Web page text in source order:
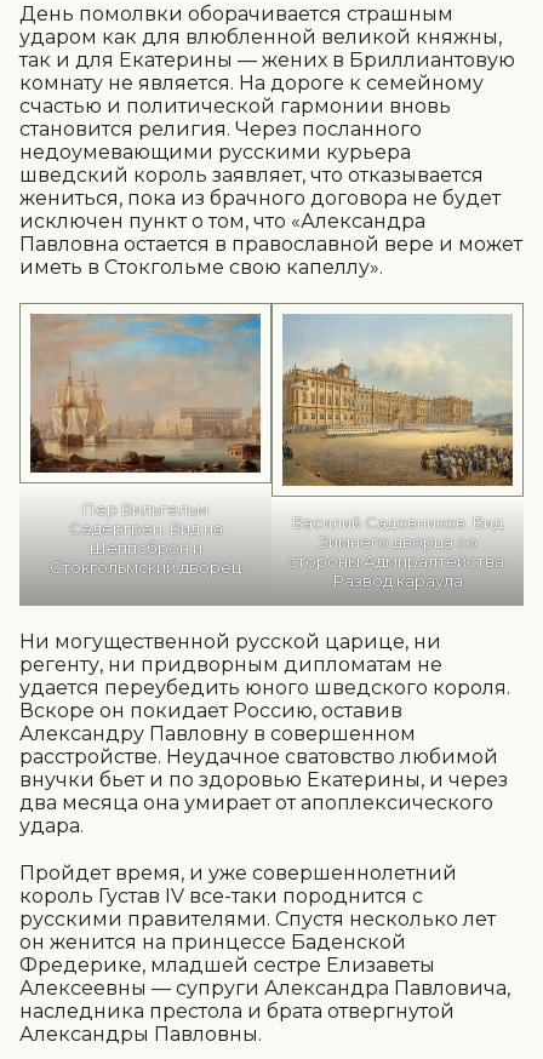
День помолвки оборачивается страшным
ударом как для влюбленной великой княжны,
так и для Екатерины — жених в Бриллиантовую
комнату не является. На дороге к семейному
счастью и политической гармонии вновь
становится религия. Через посланного
недоумевающими русскими курьера
шведский король заявляет, что отказывается
жениться, пока из брачного договора не будет
исключен пункт о том, что «Александра
Павловна остается в православной вере и может
иметь в Стокгольме свою капеллу».
Пер Вильгельм
Седергрен. Вид на
Шеппсброн и
Стокгольмский дворец
Василий Садовников. Вид
Зимнего дворца со
стороны Адмиралтейства.
Развод караула
Ни могущественной русской царице, ни
регенту, ни придворным дипломатам не
удается переубедить юного шведского короля.
Вскоре он покидает Россию, оставив
Александру Павловну в совершенном
расстройстве. Неудачное сватовство любимой
внучки бьет и по здоровью Екатерины, и через
два месяца она умирает от апоплексического
удара.
Пройдет время, и уже совершеннолетний
король Густав IV все-таки породнится с
русскими правителями. Спустя несколько лет
он женится на принцессе Баденской
Фредерике, младшей сестре Елизаветы
Алексеевны — супруги Александра Павловича,
наследника престола и брата отвергнутой
Александры Павловны.